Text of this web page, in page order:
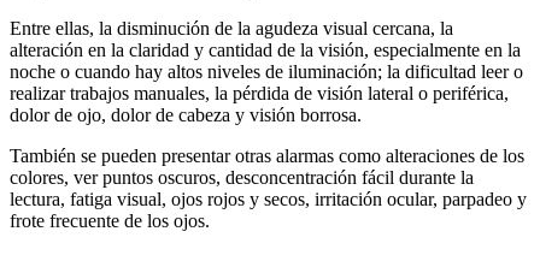
Entre ellas, la disminución de la agudeza visual cercana, la
alteración en la claridad y cantidad de la visión, especialmente en la
noche o cuando hay altos niveles de iluminación; la dificultad leer o
realizar trabajos manuales, la pérdida de visión lateral o periférica,
dolor de ojo, dolor de cabeza y visión borrosa.
También se pueden presentar otras alarmas como alteraciones de los
colores, ver puntos oscuros, desconcentración fácil durante la
lectura, fatiga visual, ojos rojos y secos, irritación ocular, parpadeo y
frote frecuente de los ojos.